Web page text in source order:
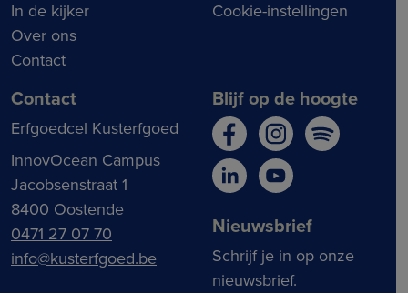
In de kijker
Over ons
Contact
Cookie-instellingen
Contact
Erfgoedcel Kusterfgoed
InnovOcean Campus
Jacobsenstraat 1
8400 Oostende
0471 27 07 70
info@kusterfgoed.be
Blijf op de hoogte
Nieuwsbrief
Schrijf je in op onze
nieuwsbrief.